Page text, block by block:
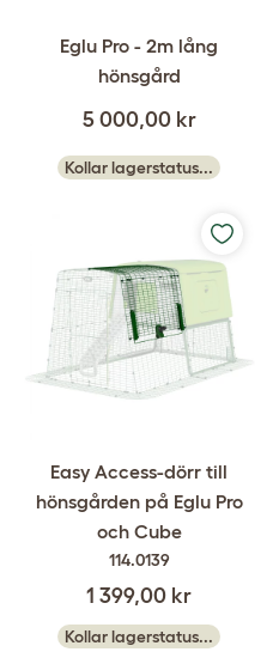
Eglu Pro - 2m lång
hönsgård
5 000,00 kr
Kollar lagerstatus...
Easy Access-dörr till
hönsgården på Eglu Pro
och Cube
114.0139
1 399,00 kr
Kollar lagerstatus...